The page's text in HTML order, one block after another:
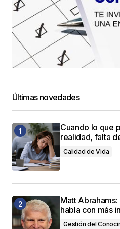
Últimas novedades
Cuando lo que
realidad, falta
Calidad de Vida
Matt
habla con más
Gestión del